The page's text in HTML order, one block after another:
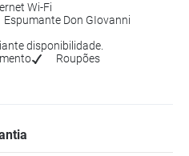
Wi-Fi
Espumante Don GIovanni
disponibilidade.
Roupões